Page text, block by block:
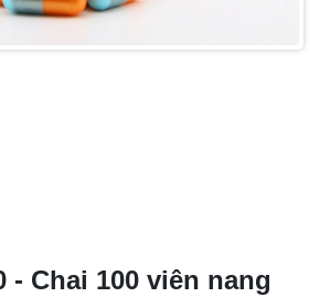
- Chai 100 viên nang